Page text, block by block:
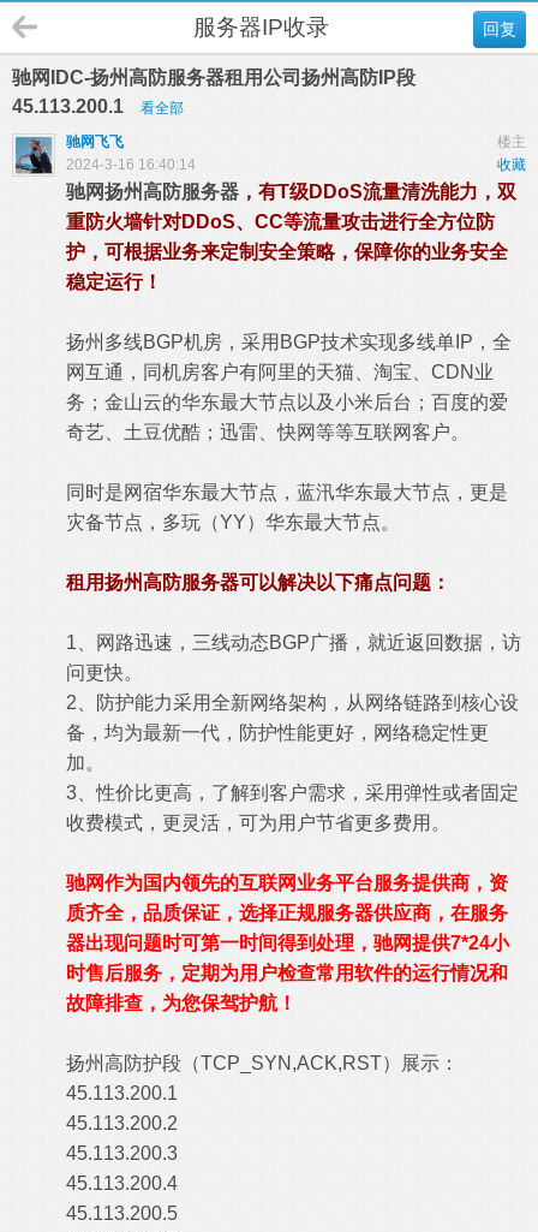
回复
服务器IP收录
驰网IDC-扬州高防服务器租用公司扬州高防IP段
45.113.200.1
看全部
楼主
驰网飞飞
收藏
2024-3-16 16:40:14
驰网扬州高防服务器 ，有T级DDoS流量清洗能力，双
重防火墙针对DDoS、CC等流量攻击进行全方位防
护，可根据业务来定制安全策略，保障你的业务安全
稳定运行！
扬州多线BGP机房，采用BGP技术实现多线单IP，全
网互通，同机房客户有阿里的天猫、淘宝、CDN业
务；金山云的华东最大节点以及小米后台；百度的爱
奇艺、土豆优酷；迅雷、快网等等互联网客户。
同时是网宿华东最大节点，蓝汛华东最大节点，更是
灾备节点，多玩（YY）华东最大节点。
租用扬州高防服务器可以解决以下痛点问题：
1、网路迅速，三线动态BGP广播，就近返回数据，访
问更快。
2、防护能力采用全新网络架构，从网络链路到核心设
备，均为最新一代，防护性能更好，网络稳定性更
加。
3、性价比更高，了解到客户需求，采用弹性或者固定
收费模式，更灵活，可为用户节省更多费用。
驰网作为国内领先的互联网业务平台服务提供商，资
质齐全，品质保证，选择正规服务器供应商，在服务
器出现问题时可第一时间得到处理，驰网提供7*24小
时售后服务，定期为用户检查常用软件的运行情况和
故障排查，为您保驾护航！
扬州高防护段（TCP_SYN,ACK,RST）展示：
45.113.200.1
45.113.200.2
45.113.200.3
45.113.200.4
45.113.200.5